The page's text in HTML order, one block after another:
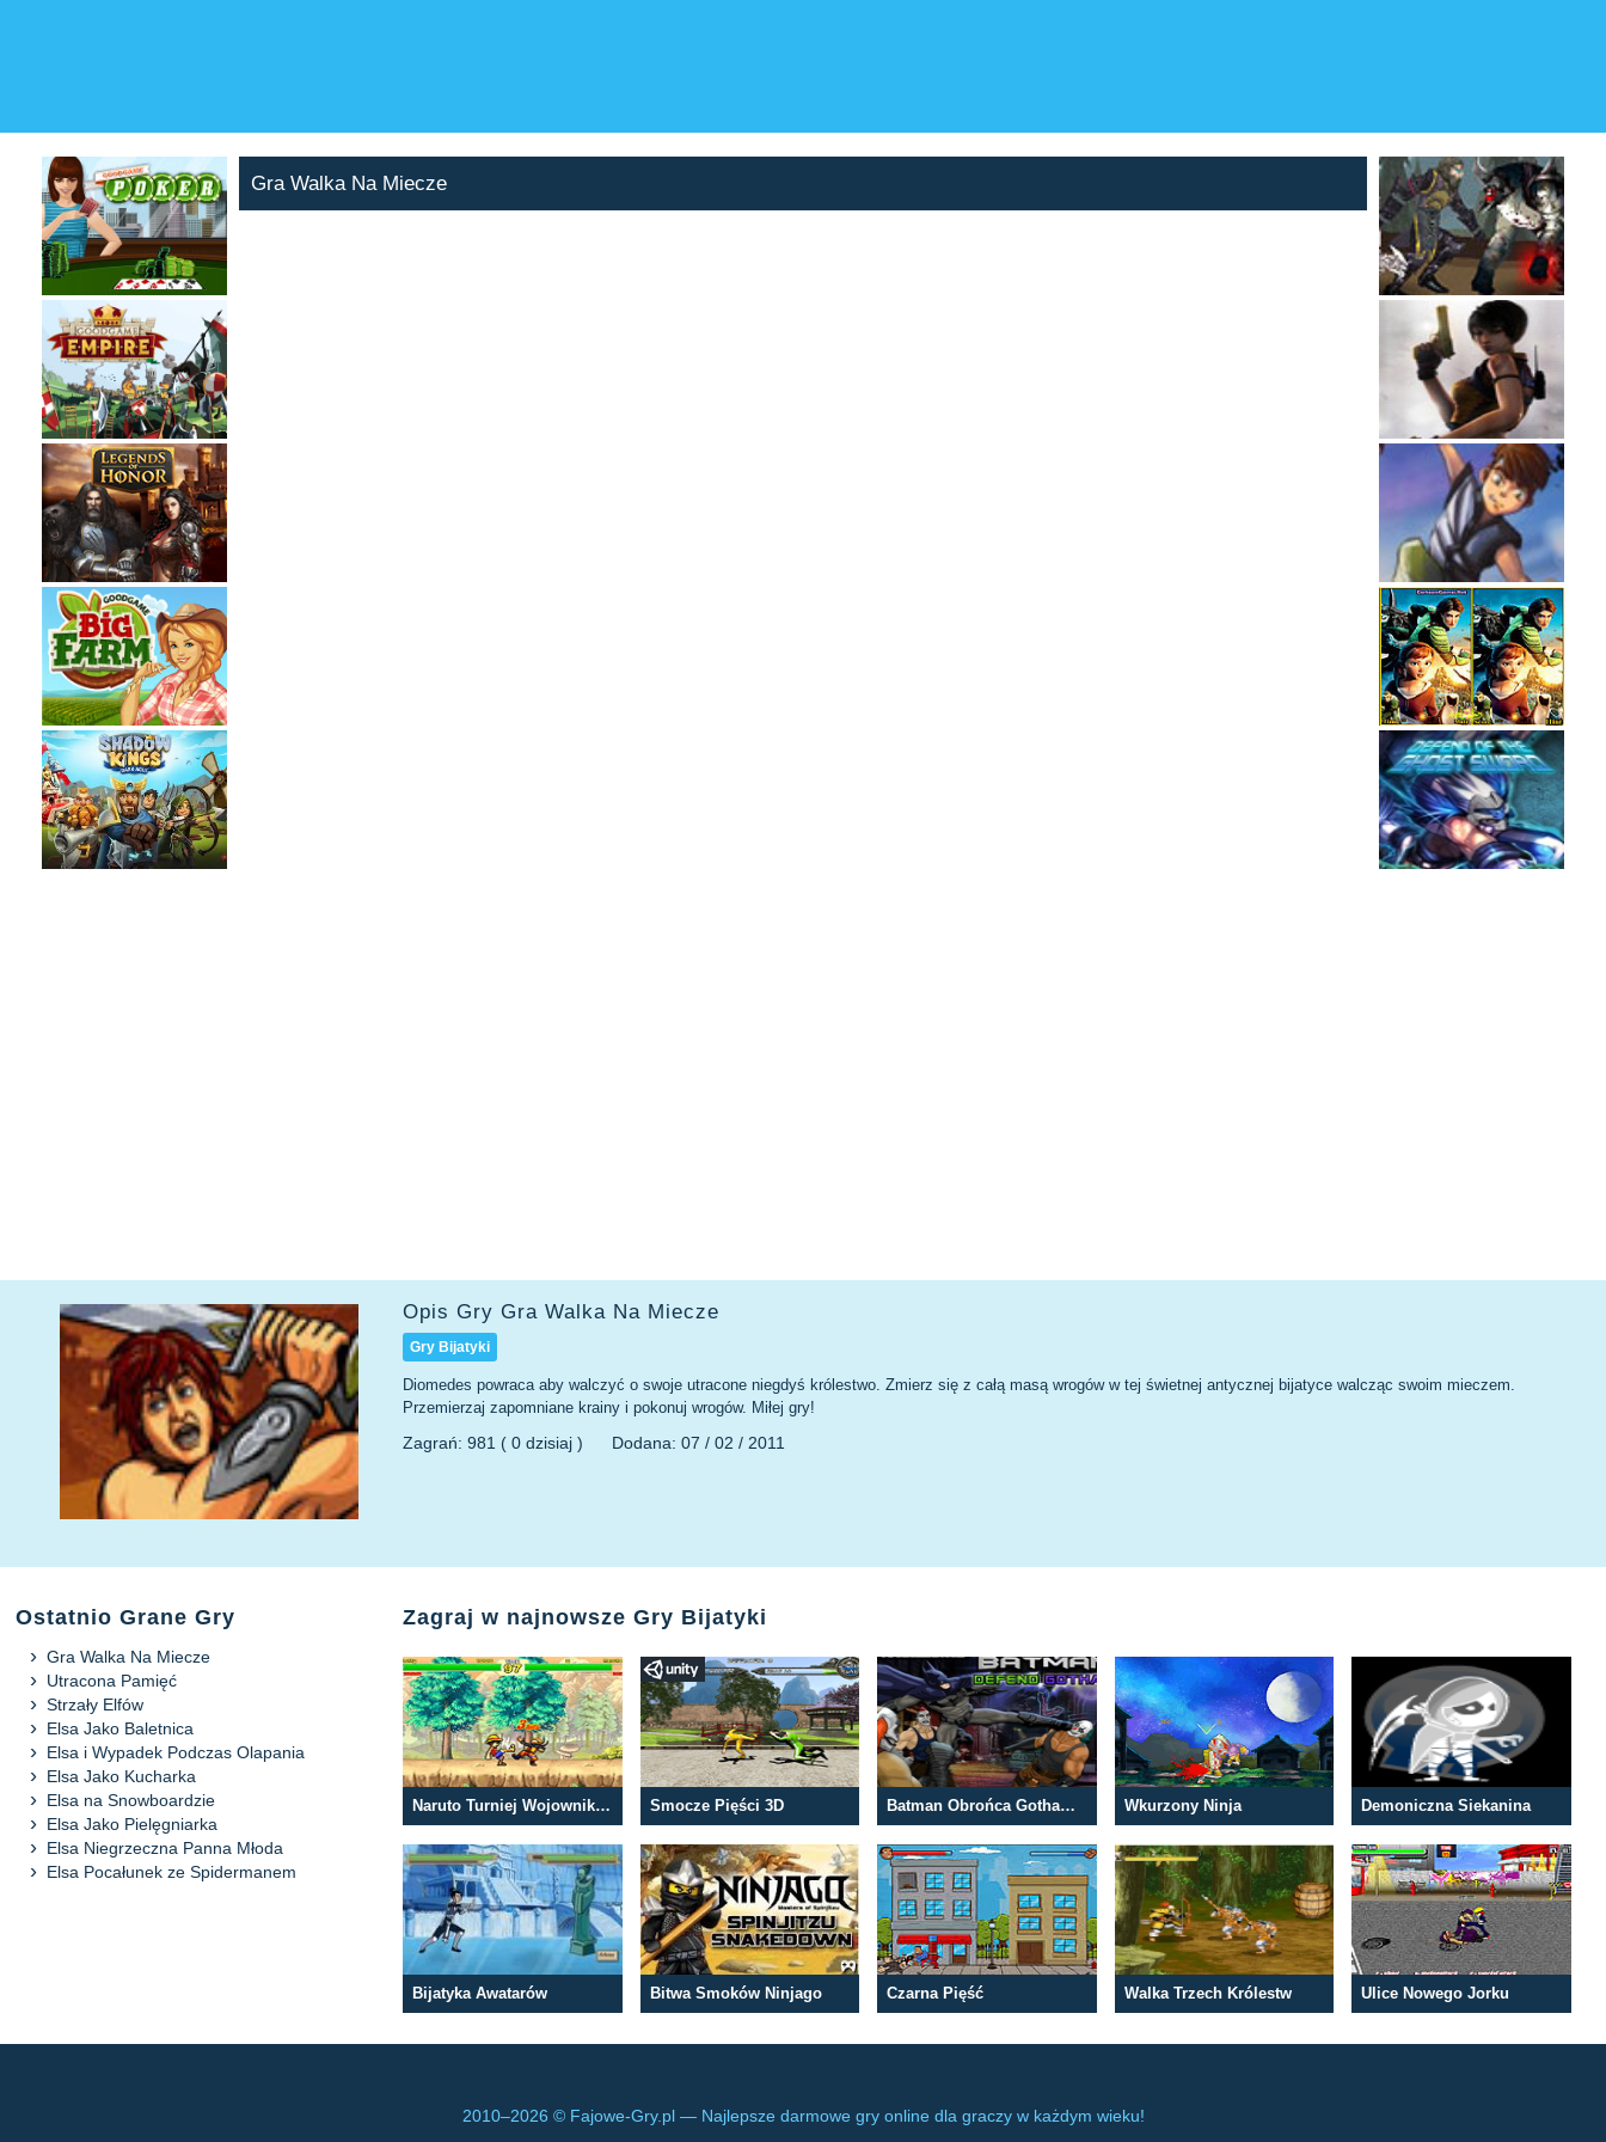
Gra Walka Na Miecze
Opis Gry Gra Walka Na Miecze
Gry Bijatyki
Diomedes powraca aby walczyć o swoje utracone niegdyś królestwo. Zmierz się z całą masą wrogów w tej świetnej antycznej bijatyce walcząc swoim mieczem.
Przemierzaj zapomniane krainy i pokonuj wrogów. Miłej gry!
Zagrań: 981 ( 0 dzisiaj ) Dodana: 07 / 02 / 2011
Ostatnio Grane Gry
Gra Walka Na Miecze
Utracona Pamięć
Strzały Elfów
Elsa Jako Baletnica
Elsa i Wypadek Podczas Olapania
Elsa Jako Kucharka
Elsa na Snowboardzie
Elsa Jako Pielęgniarka
Elsa Niegrzeczna Panna Młoda
Elsa Pocałunek ze Spidermanem
Zagraj w najnowsze Gry Bijatyki
Naruto Turniej Wojowników Smocze Pięści 3D Batman Obrońca Gotham City Wkurzony Ninja Demoniczna Siekanina
Bijatyka Awatarów Bitwa Smoków Ninjago Czarna Pięść Walka Trzech Królestw Ulice Nowego Jorku
2010–2026 © Fajowe-Gry.pl — Najlepsze darmowe gry online dla graczy w każdym wieku!